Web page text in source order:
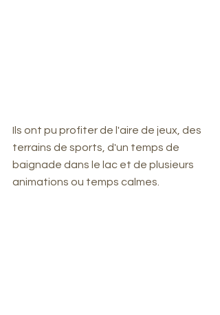
Ils ont pu profiter de l'aire de jeux, des
terrains de sports, d'un temps de
baignade dans le lac et de plusieurs
animations ou temps calmes.